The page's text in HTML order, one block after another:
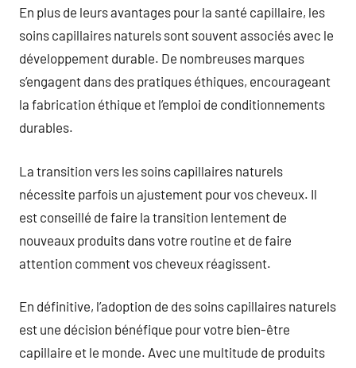
En plus de leurs avantages pour la santé capillaire, les
soins capillaires naturels sont souvent associés avec le
développement durable. De nombreuses marques
s’engagent dans des pratiques éthiques, encourageant
la fabrication éthique et l’emploi de conditionnements
durables.
La transition vers les soins capillaires naturels
nécessite parfois un ajustement pour vos cheveux. Il
est conseillé de faire la transition lentement de
nouveaux produits dans votre routine et de faire
attention comment vos cheveux réagissent.
En définitive, l’adoption de des soins capillaires naturels
est une décision bénéfique pour votre bien-être
capillaire et le monde. Avec une multitude de produits